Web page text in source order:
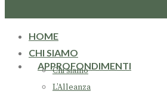
APPROFONDIMENTI
HOME
CHI SIAMO
Chi siamo
L’Alleanza